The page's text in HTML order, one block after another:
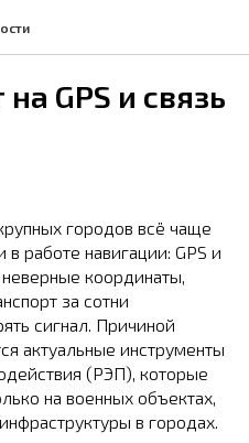
GPS и связь
городов всё чаще
работе навигации: GPS и
координаты,
за сотни
сигнал. Причиной
актуальные инструменты
(РЭП), которые
на военных объектах,
в городах.